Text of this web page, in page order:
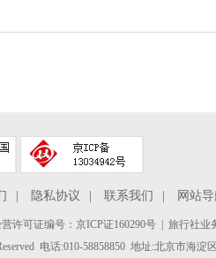
隐私协议 联系我们 网站
许可证编号：京ICP证160290号 | 旅行社业
电话:010-58858850 地址:北京市海淀